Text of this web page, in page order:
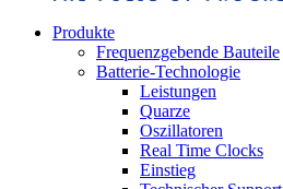
Produkte
Frequenzgebende Bauteile
Batterie-Technologie
Leistungen
Quarze
Oszillatoren
Real Time Clocks
Einstieg